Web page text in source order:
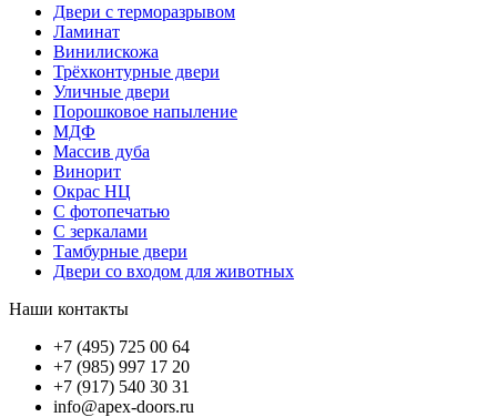
Двери с терморазрывом
Ламинат
Винилискожа
Трёхконтурные двери
Уличные двери
Порошковое напыление
МДФ
Массив дуба
Винорит
Окрас НЦ
С фотопечатью
С зеркалами
Тамбурные двери
Двери со входом для животных
Наши контакты
+7 (495) 725 00 64
+7 (985) 997 17 20
+7 (917) 540 30 31
info@apex-doors.ru